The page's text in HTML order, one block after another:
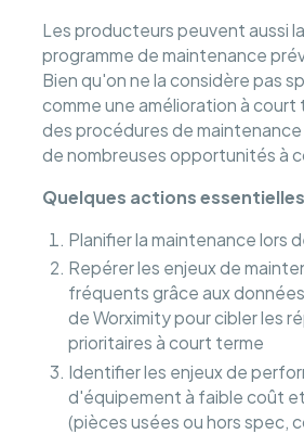
Les producteurs peuvent aussi
programme de maintenance
Bien qu'on ne la considère pas
comme une amélioration à court
des procédures de
de nombreuses opportunités à
Quelques actions
Planifier la maintenance lors
Repérer les enjeux de
fréquents grâce aux
de Worximity pour cibler les
prioritaires à court terme
Identifier les enjeux de
d'équipement à faible coût
(pièces usées ou hors spec,